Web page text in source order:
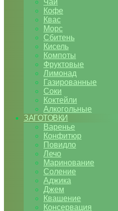
Чай
Кофе
Квас
Морс
Сбитень
Кисель
Компоты
Фруктовые
Лимонад
Газированные
Соки
Коктейли
Алкогольные
ЗАГОТОВКИ
Варенье
Конфитюр
Повидло
Лечо
Маринование
Соление
Аджика
Джем
Квашение
Консервация